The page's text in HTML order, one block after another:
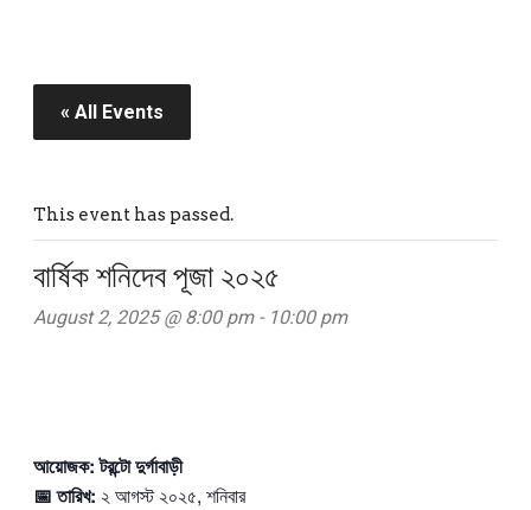
« All Events
This event has passed.
বার্ষিক শনিদেব পূজা ২০২৫
August 2, 2025 @ 8:00 pm- 10:00 pm
আয়োজক: টরন্টো দুর্গাবাড়ী
📅তারিখ: ২ আগস্ট ২০২৫, শনিবার